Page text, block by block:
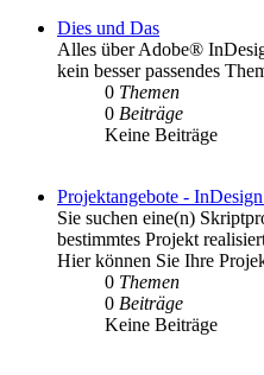
Dies und Das
Alles über Adobe®
kein besser passendes
0 Themen
0 Beiträge
Keine Beiträge
Projektangebote -
Sie suchen eine(n)
bestimmtes Projekt
Hier können Sie Ihre
0 Themen
0 Beiträge
Keine Beiträge